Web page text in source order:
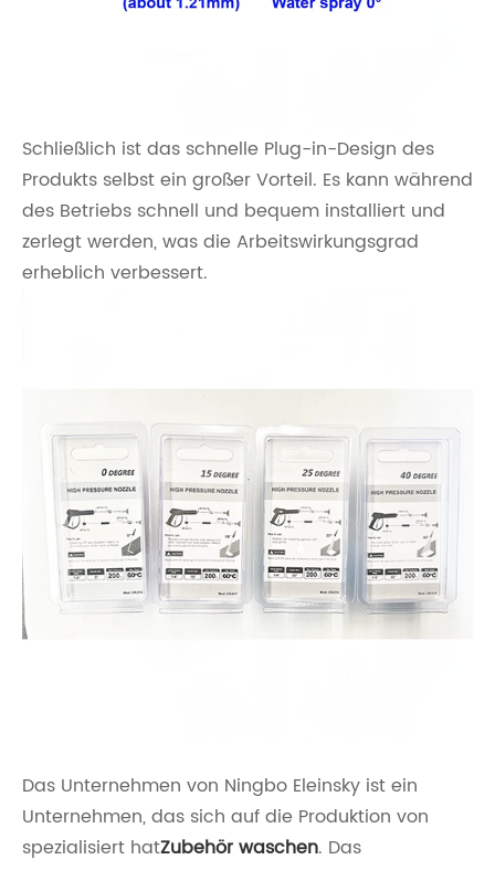
Schließlich ist das schnelle Plug-in-Design des
Produkts selbst ein großer Vorteil. Es kann während
des Betriebs schnell und bequem installiert und
zerlegt werden, was die Arbeitswirkungsgrad
erheblich verbessert.
Das Unternehmen von Ningbo Eleinsky ist ein
Unternehmen, das sich auf die Produktion von
spezialisiert hatZubehör waschen. Das